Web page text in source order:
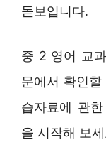
돋보입니다.
중 2 영어 교
문에서 확인
습자료에 관
을 시작해 보